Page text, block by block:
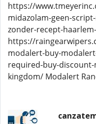
https://
midazolam-geen-
zonder-recept-
https://
modalert-buy-
required-buy-
kingdom/ Modalert